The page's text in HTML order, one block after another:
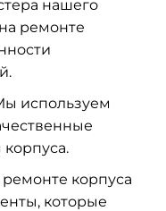
нашего
ремонте
используем
корпуса
которые